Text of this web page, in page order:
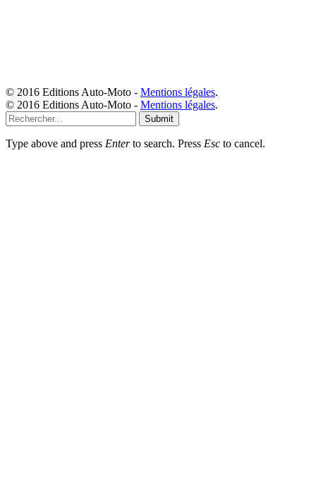
© 2016 Editions Auto-Moto - Mentions légales.
© 2016 Editions Auto-Moto - Mentions légales.
Submit
Type above and press Enterto search. Press Esc to cancel.